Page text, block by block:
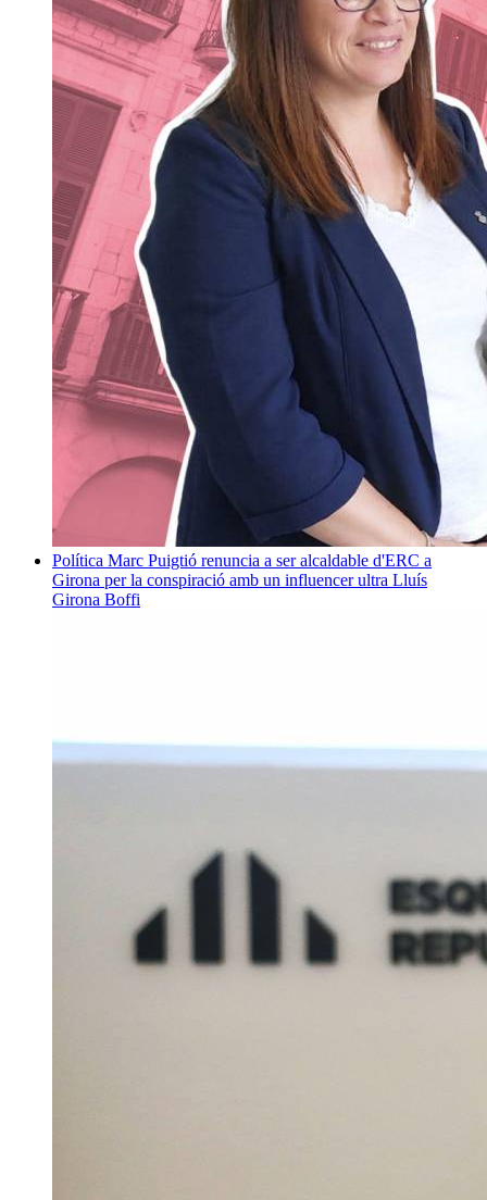
Política Marc Puigtió renuncia a ser alcaldable d'ERC a
Girona per la conspiració amb un influencer ultra Lluís
Girona Boffi